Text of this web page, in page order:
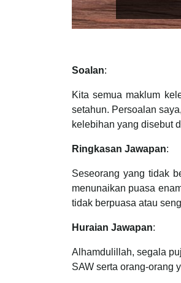
Soalan:
Kita semua maklum
setahun. Persoalan
kelebihan yang disebut
Ringkasan Jawapan:
Seseorang yang tidak
menunaikan puasa
tidak berpuasa atau
Huraian Jawapan:
Alhamdulillah, segala
SAW serta orang-orang